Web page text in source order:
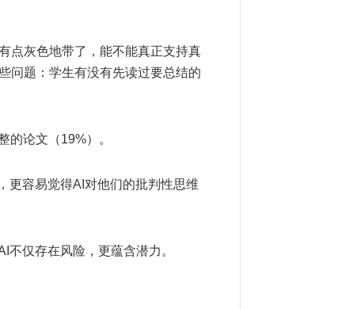
点灰色地带了，能不能真正支持真
问题：学生有没有先读过要总结的
的论文（19%）。
更容易觉得AI对他们的批判性思维
仅存在风险，更蕴含潜力。